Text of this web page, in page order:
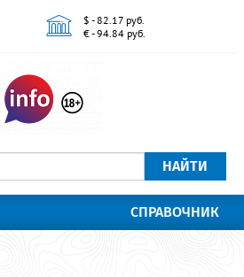
$ - 82.17 руб.
€ - 94.84 руб.
НАЙТИ
СПРАВОЧНИК